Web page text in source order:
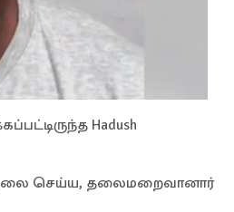
Hadush
செய்ய, தலைமறைவானார்